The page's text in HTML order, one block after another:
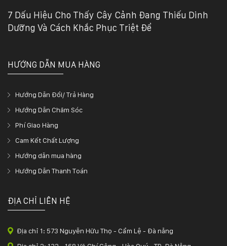
7 Dấu Hiệu Cho Thấy Cây Cảnh Đang Thiếu Dinh
Dưỡng Và Cách Khắc Phục Triệt Để
HƯỚNG DẪN MUA HÀNG
Hướng Dẫn Đổi/ Trả Hàng
Hướng Dẫn Chăm Sóc
Phí Giao Hàng
Cam Kết Chất Lượng
Hướng dẫn mua hàng
Hướng Dẫn Thanh Toán
ĐỊA CHỈ LIÊN HỆ
Địa chỉ 1: 573 Nguyễn Hữu Thọ - Cẩm Lệ - Đà nẵng